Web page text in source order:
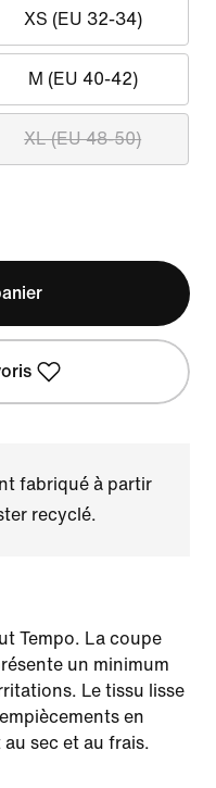
XS (EU 32-34)
M (EU 40-42)
XL (EU 48-50)
fabriqué à partir
recyclé.
Tempo. La coupe
un minimum
Le tissu lisse
en
sec et au frais.